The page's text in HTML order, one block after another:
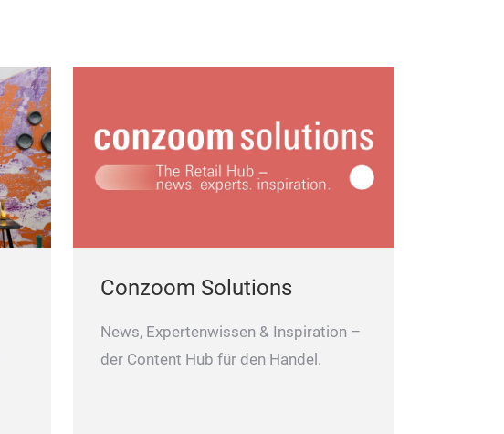
Conzoom Solutions
News, Expertenwissen & Inspiration –
der Content Hub für den Handel.